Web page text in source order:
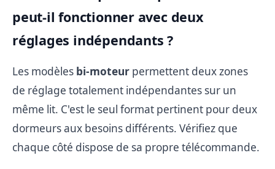
peut-il fonctionner avec deux
réglages indépendants ?
Les modèles bi-moteur permettent deux zones
de réglage totalement indépendantes sur un
même lit. C'est le seul format pertinent pour deux
dormeurs aux besoins différents. Vérifiez que
chaque côté dispose de sa propre télécommande.